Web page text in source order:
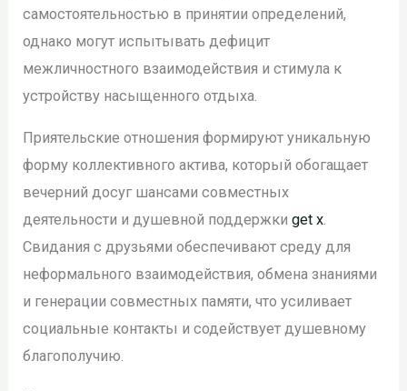
самостоятельностью в принятии определений,
однако могут испытывать дефицит
межличностного взаимодействия и стимула к
устройству насыщенного отдыха.
Приятельские отношения формируют уникальную
форму коллективного актива, который обогащает
вечерний досуг шансами совместных
деятельности и душевной поддержкиget x.
Свидания с друзьями обеспечивают среду для
неформального взаимодействия, обмена знаниями
и генерации совместных памяти, что усиливает
социальные контакты и содействует душевному
благополучию.